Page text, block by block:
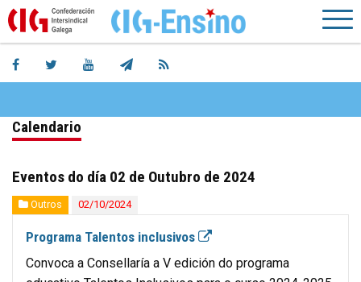
Calendario
Eventos do día 02 de Outubro de 2024
Outros 02/10/2024
Programa Talentos inclusivos
Convoca a Consellaría a V edición do programa